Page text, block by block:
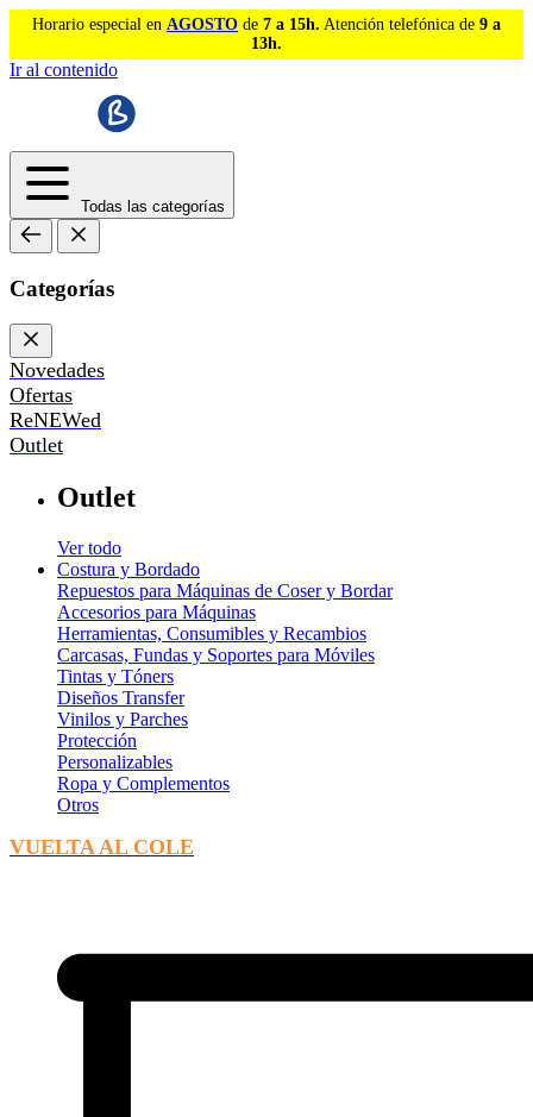
Horario especial en AGOSTO de 7 a 15h. Atención telefónica de 9 a
13h.
Ir al contenido
Todas las categorías
Categorías
Novedades
Ofertas
ReNEWed
Outlet
Outlet
Ver todo
Costura y Bordado
Repuestos para Máquinas de Coser y Bordar
Accesorios para Máquinas
Herramientas, Consumibles y Recambios
Carcasas, Fundas y Soportes para Móviles
Tintas y Tóners
Diseños Transfer
Vinilos y Parches
Protección
Personalizables
Ropa y Complementos
Otros
VUELTA AL COLE